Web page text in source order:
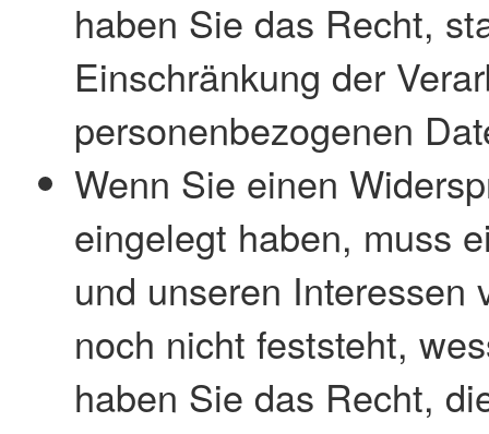
haben Sie das Recht,
Einschränkung der
personenbezogenen
Wenn Sie einen
eingelegt haben, muss
und unseren Interessen
noch nicht feststeht,
haben Sie das Recht,